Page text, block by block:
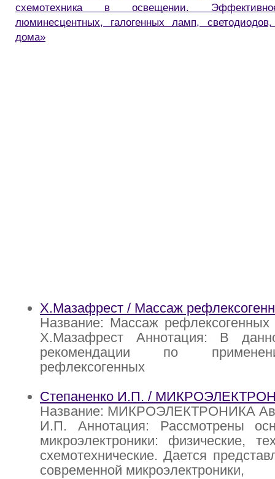
схемотехника в освещении.
люминесцентных, галогенных ламп,
дома»
Х.Мазафрест / Массаж
Название: Массаж рефлексогенных
Х.Мазафрест Аннотация: В
рекомендации по
рефлексогенных
Степаненко И.П. /
Название: МИКРОЭЛЕКТРОНИКА
И.П. Аннотация: Рассмотрены
микроэлектроники: физические,
схемотехнические. Дается
современной микроэлектроники,